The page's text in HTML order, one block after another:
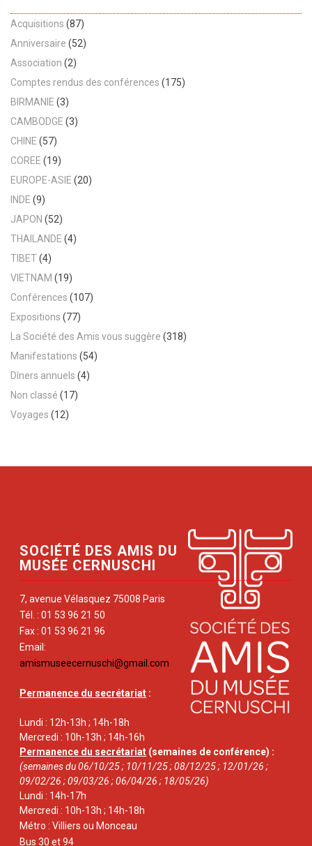
Acquisitions (87)
Anniversaire (52)
Association (2)
Comptes rendus des conférences (175)
BIRMANIE (3)
CAMBODGE (3)
CHINE (57)
COREE (19)
EUROPE-ASIE (20)
INDE (9)
JAPON (52)
THAILANDE (4)
TIBET(4)
VIETNAM (19)
Conférences (107)
Expositions (77)
La Société des Amis vous suggère (318)
Manifestations (54)
Dîners annuels (4)
Non classé (17)
Voyages (12)
SOCIÉTÉ DES AMIS DU
MUSÉE CERNUSCHI
7, avenue Vélasquez 75008 Paris
Tél. : 01 53 96 21 50
Fax : 01 53 96 21 96
Email:
amismuseecernuschi@gmail.com
Permanence du secrétariat :
Lundi : 12h-13h ; 14h-18h
Mercredi : 10h-13h ; 14h-16h
Permanence du secrétariat (semaines de conférence) :
(semaines du 06/10/25 ; 10/11/25 ; 08/12/25 ; 12/01/26 ;
09/02/26 ; 09/03/26 ; 06/04/26 ; 18/05/26)
Lundi : 14h-17h
Mercredi : 10h-13h ; 14h-18h
Métro : Villiers ou Monceau
Bus 30 et 94